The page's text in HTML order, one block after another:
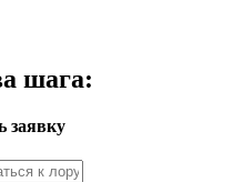
шага:
заявку